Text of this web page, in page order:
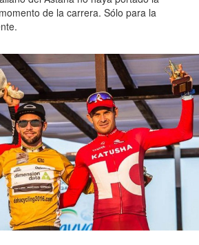
de la carrera. Sólo para la